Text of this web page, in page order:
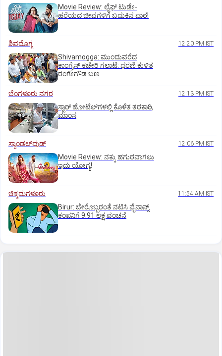
Movie Review: ಲೈಫ್‌ ಟುಡೇ-
ಹರೆಯದ ಜೀವಗಳಿಗೆ ಬದುಕಿನ ಪಾಠ!
ಶಿವಮೊಗ್ಗ 12:20 PM IST
Shivamogga: ಮುಂದುವರೆದ
ಕಾಂಗ್ರೆಸ್ ಕಚೇರಿ ಗಲಾಟೆ: ಧರಣಿ ಕುಳಿತ
ರಂಗೇಗೌಡ ಬಣ
ಬೆಂಗಳೂರು ನಗರ 12:13 PM IST
ಸ್ಟಾರ್‌ ಹೋಟೆಲ್‌ಗ‌ಳಲ್ಲಿ ಕೊಳೆತ ತರಕಾರಿ,
ಮಾಂಸ
ಸ್ಯಾಂಡಲ್‌ವುಡ್‌ 12:06 PM IST
Movie Review: ನಕ್ಕು ಹಗುರವಾಗಲು
ಇದು ಯೋಗ್ಯ!
ಚಿಕ್ಕಮಗಳೂರು 11:54 AM IST
Birur: ಬೇರೊಬ್ಬರಂತೆ ನಟಿಸಿ ಫೈನಾನ್ಸ್
ಕಂಪನಿಗೆ 9.91 ಲಕ್ಷ ವಂಚನೆ